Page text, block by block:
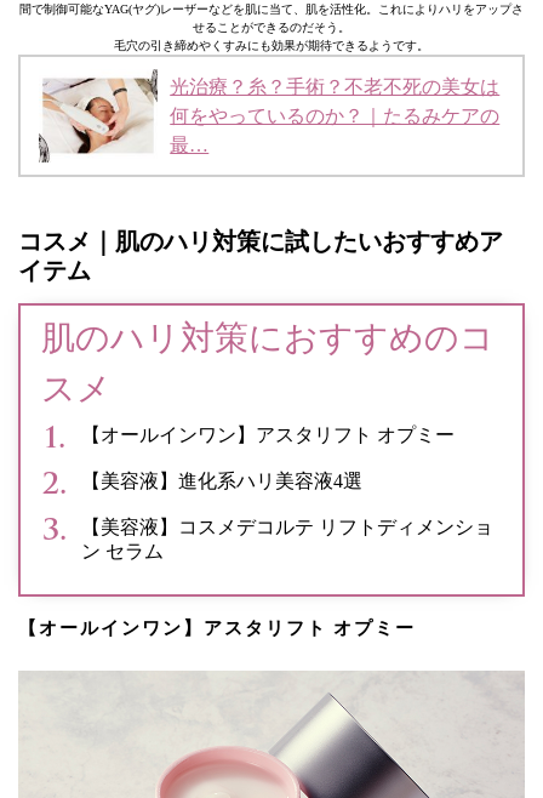
間で制御可能なYAG(ヤグ)レーザーなどを肌に当て、肌を活性化。これによりハリをアップさ
せることができるのだそう。
毛穴の引き締めやくすみにも効果が期待できるようです。
光治療？糸？手術？不老不死の美女は
何をやっているのか？｜たるみケアの
最…
コスメ｜肌のハリ対策に試したいおすすめア
イテム
肌のハリ対策におすすめのコ
スメ
【オールインワン】アスタリフト オプミー
【美容液】進化系ハリ美容液4選
【美容液】コスメデコルテ リフトディメンショ
ン セラム
【オールインワン】アスタリフト オプミー